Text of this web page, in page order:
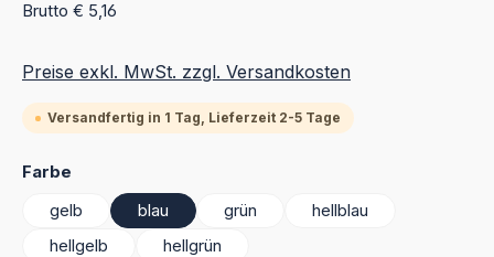
Brutto € 5,16
Preise exkl. MwSt. zzgl. Versandkosten
Versandfertig in 1 Tag, Lieferzeit 2-5 Tage
Farbe
gelb
blau grün
hellblau
hellgelb
hellgrün